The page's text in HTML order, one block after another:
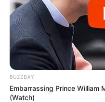
BUZZDAY
Embarrassing Prince William
(Watch)